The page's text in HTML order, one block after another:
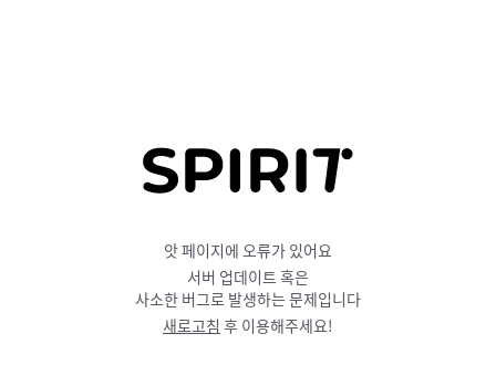
앗 페이지에 오류가 있어요
서버 업데이트 혹은
사소한 버그로 발생하는 문제입니다
새로고침 후 이용해주세요!